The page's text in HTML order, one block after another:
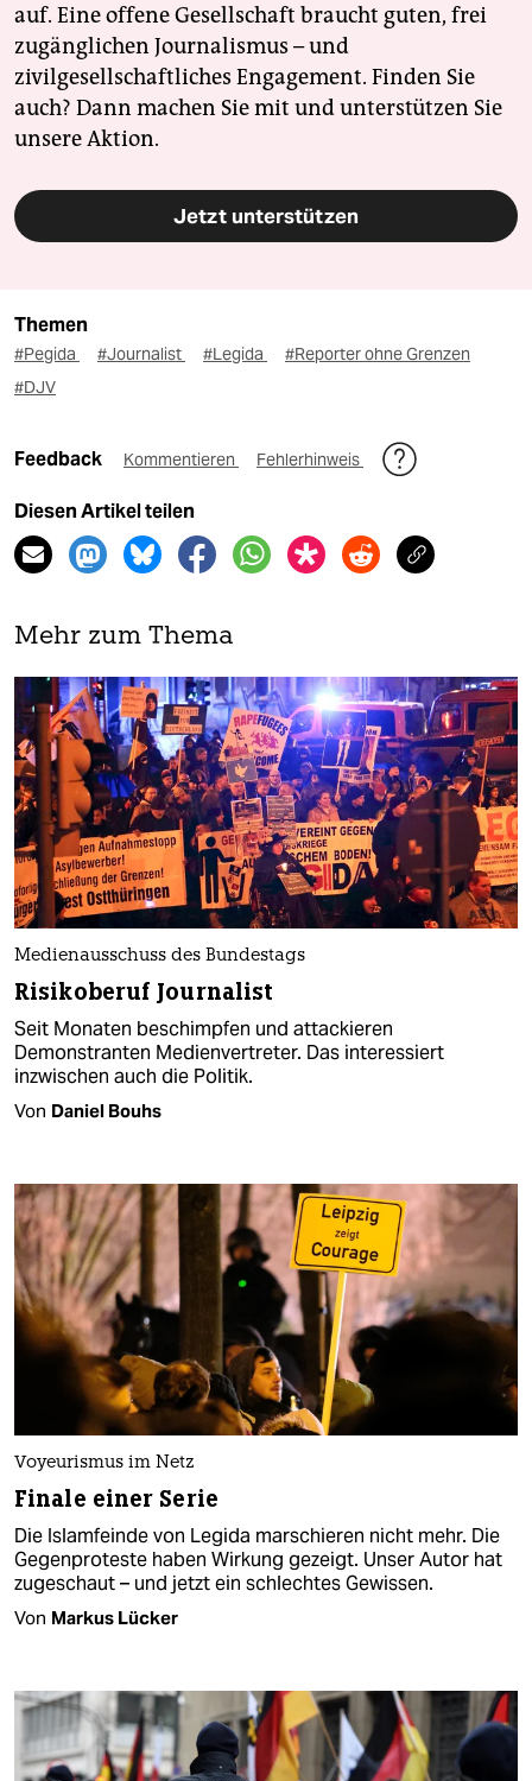
auf. Eine offene Gesellschaft braucht guten, frei
zugänglichen Journalismus – und
zivilgesellschaftliches Engagement. Finden Sie
auch? Dann machen Sie mit und unterstützen Sie
unsere Aktion.
Jetzt unterstützen
Themen
#Pegida #Journalist #Legida
#Reporter ohne Grenzen
#DJV
Feedback Kommentieren Fehlerhinweis
Diesen Artikel teilen
Mehr zum Thema
Medienausschuss des Bundestags
Risikoberuf Journalist
Seit Monaten beschimpfen und attackieren
Demonstranten Medienvertreter. Das interessiert
inzwischen auch die Politik.
Von Daniel Bouhs
Voyeurismus im Netz
Finale einer Serie
Die Islamfeinde von Legida marschieren nicht mehr. Die
Gegenproteste haben Wirkung gezeigt. Unser Autor hat
zugeschaut – und jetzt ein schlechtes Gewissen.
Von Markus Lücker